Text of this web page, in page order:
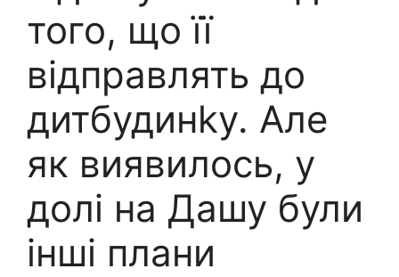
того, що її
відправлять до
дитбудинkу. Але
як виявилось, у
долі на Дашу були
інші плани